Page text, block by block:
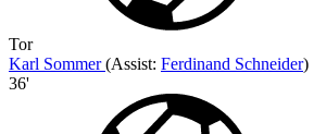
Tor
Karl Sommer(Assist: Ferdinand Schneider)
36'